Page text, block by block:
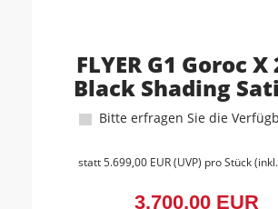
FLYER G1 Goroc X
Black Shading
Bitte erfragen Sie die
statt5.699,00 EUR(UVP) pro Stück
3.700,00 EUR